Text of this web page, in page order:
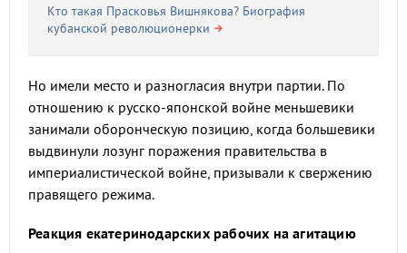
Кто такая Прасковья Вишнякова? Биография
кубанской революционерки
Но имели место и разногласия внутри партии. По
отношению к русско-японской войне меньшевики
занимали оборонческую позицию, когда большевики
выдвинули лозунг поражения правительства в
империалистической войне, призывали к свержению
правящего режима.
Реакция екатеринодарских рабочих на агитацию